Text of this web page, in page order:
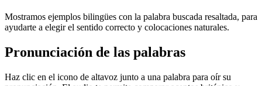
Mostramos ejemplos bilingües con la palabra buscada resaltada, para
ayudarte a elegir el sentido correcto y colocaciones naturales.
Pronunciación de las palabras
Haz clic en el icono de altavoz junto a una palabra para oír su